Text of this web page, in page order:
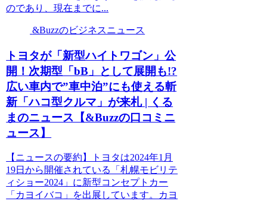
のであり、現在までに...
&Buzzのビジネスニュース
トヨタが「新型ハイトワゴン」公
開！次期型「bB」として展開も!?
広い車内で”車中泊”にも使える斬
新「ハコ型クルマ」が来札 | くる
まのニュース【&Buzzの口コミニ
ュース】
【ニュースの要約】トヨタは2024年1月
19日から開催されている「札幌モビリテ
ィショー2024」に新型コンセプトカー
「カヨイバコ」を出展しています。カヨ